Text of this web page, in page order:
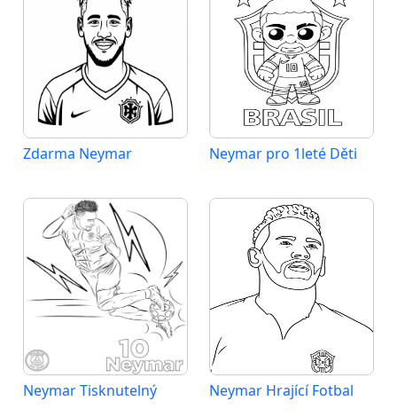
Zdarma Neymar Neymar pro 1leté Děti
Neymar Tisknutelný Neymar Hrající Fotbal